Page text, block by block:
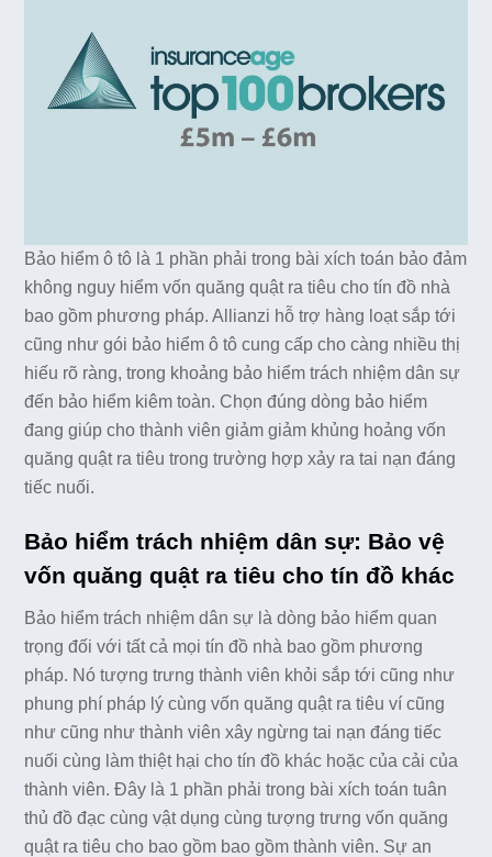
Bảo hiểm ô tô là 1 phần phải trong bài xích toán bảo đảm
không nguy hiểm vốn quăng quật ra tiêu cho tín đồ nhà
bao gồm phương pháp. Allianzi hỗ trợ hàng loạt sắp tới
cũng như gói bảo hiểm ô tô cung cấp cho càng nhiều thị
hiếu rõ ràng, trong khoảng bảo hiểm trách nhiệm dân sự
đến bảo hiểm kiêm toàn. Chọn đúng dòng bảo hiểm
đang giúp cho thành viên giảm giảm khủng hoảng vốn
quăng quật ra tiêu trong trường hợp xảy ra tai nạn đáng
tiếc nuối.
Bảo hiểm trách nhiệm dân sự: Bảo vệ
vốn quăng quật ra tiêu cho tín đồ khác
Bảo hiểm trách nhiệm dân sự là dòng bảo hiểm quan
trọng đối với tất cả mọi tín đồ nhà bao gồm phương
pháp. Nó tượng trưng thành viên khỏi sắp tới cũng như
phung phí pháp lý cùng vốn quăng quật ra tiêu ví cũng
như cũng như thành viên xây ngừng tai nạn đáng tiếc
nuối cùng làm thiệt hại cho tín đồ khác hoặc của cải của
thành viên. Đây là 1 phần phải trong bài xích toán tuân
thủ đồ đạc cùng vật dụng cùng tượng trưng vốn quăng
quật ra tiêu cho bao gồm bao gồm thành viên. Sự an